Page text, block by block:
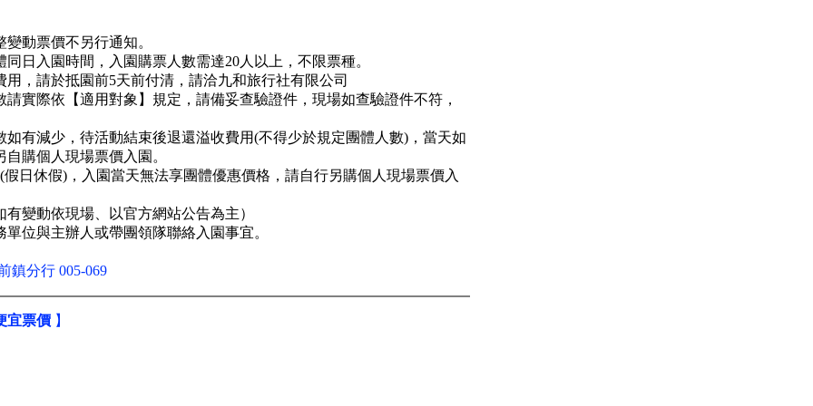
動票價不另行通知。
日入園時間，入園購票人數需達20人以上，不限票種。
，請於抵園前5天前付清，請洽九和旅行社有限公司
實際依【適用對象】規定，請備妥查驗證件，現場如查驗證件不符，
如有減少，待活動結束後退還溢收費用(不得少於規定團體人數)，當天如
購個人現場票價入園。
日休假)，入園當天無法享團體優惠價格，請自行另購個人現場票價入
變動依現場、以官方網站公告為主）
單位與主辦人或帶團領隊聯絡入園事宜。
鎮分行 005-069
宜票價 】